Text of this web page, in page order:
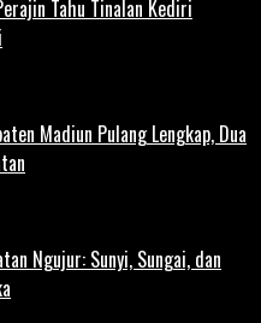
Tahu Tinalan Kediri
Madiun Pulang Lengkap, Dua
Ngujur: Sunyi, Sungai, dan